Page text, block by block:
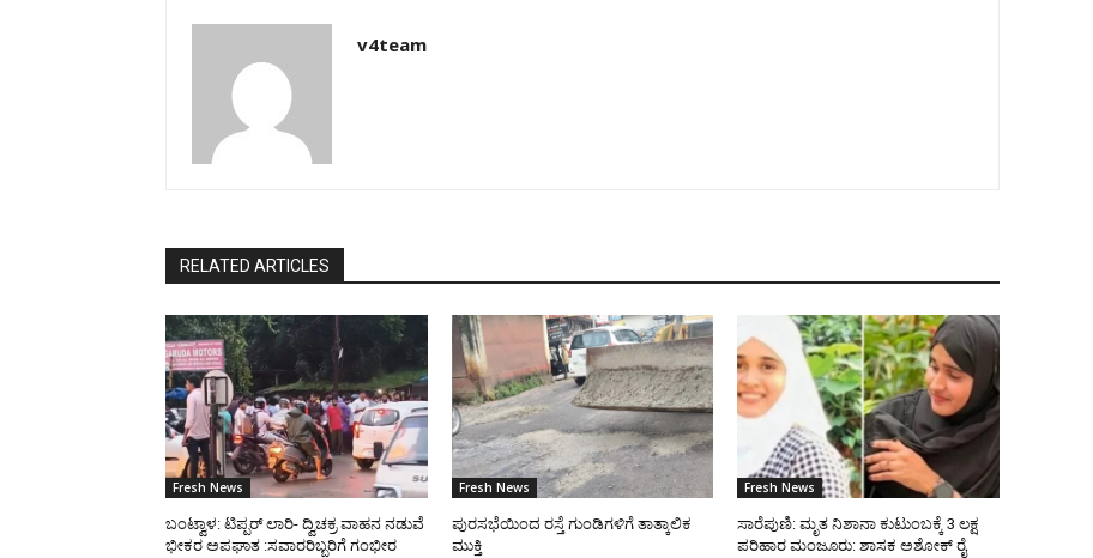
v4team
RELATED ARTICLES
Fresh News
ಬಂಟ್ವಾಳ: ಟಿಪ್ಪರ್ ಲಾರಿ- ದ್ವಿಚಕ್ರ ವಾಹನ ನಡುವೆ
ಭೀಕರ ಅಪಘಾತ :ಸವಾರರಿಬ್ಬರಿಗೆ ಗಂಭೀರ
Fresh News
ಪುರಸಭೆಯಿಂದ ರಸ್ತೆ ಗುಂಡಿಗಳಿಗೆ ತಾತ್ಕಾಲಿಕ
ಮುಕ್ತಿ
Fresh News
ಸಾರೆಪುಣಿ: ಮೃತ ನಿಶಾನಾ ಕುಟುಂಬಕ್ಕೆ 3 ಲಕ್ಷ
ಪರಿಹಾರ ಮಂಜೂರು: ಶಾಸಕ ಅಶೋಕ್ ರೈ